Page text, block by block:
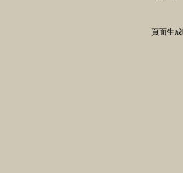
頁面生